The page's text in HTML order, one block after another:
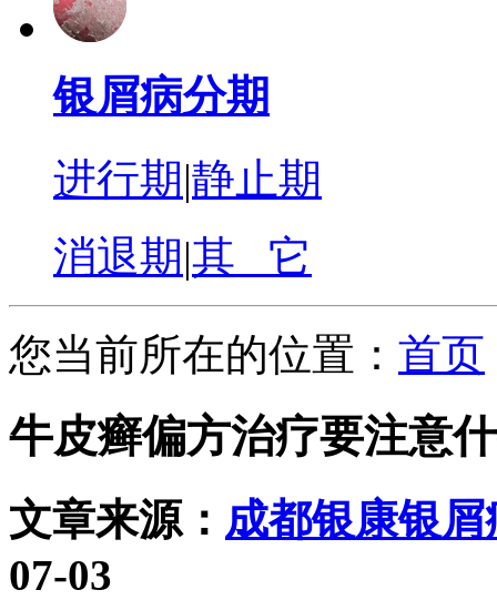
银屑病分期
进行期|静止期
消退期|其 它
您当前所在的位置： 首页
牛皮癣偏方治疗要注意
文章来源： 成都银康银
07-03